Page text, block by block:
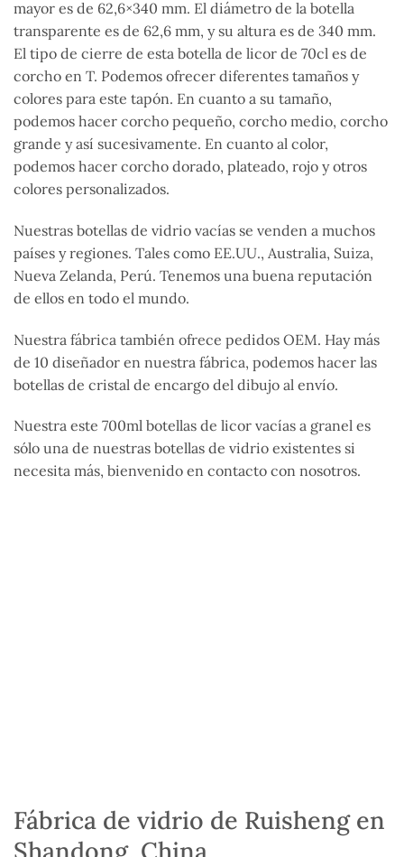
mayor es de 62,6×340 mm. El diámetro de la botella
transparente es de 62,6 mm, y su altura es de 340 mm.
El tipo de cierre de esta botella de licor de 70cl es de
corcho en T. Podemos ofrecer diferentes tamaños y
colores para este tapón. En cuanto a su tamaño,
podemos hacer corcho pequeño, corcho medio, corcho
grande y así sucesivamente. En cuanto al color,
podemos hacer corcho dorado, plateado, rojo y otros
colores personalizados.
Nuestras botellas de vidrio vacías se venden a muchos
países y regiones. Tales como EE.UU., Australia, Suiza,
Nueva Zelanda, Perú. Tenemos una buena reputación
de ellos en todo el mundo.
Nuestra fábrica también ofrece pedidos OEM. Hay más
de 10 diseñador en nuestra fábrica, podemos hacer las
botellas de cristal de encargo del dibujo al envío.
Nuestra este 700ml botellas de licor vacías a granel es
sólo una de nuestras botellas de vidrio existentes si
necesita más, bienvenido en contacto con nosotros.
Fábrica de vidrio de Ruisheng en
Shandong, China